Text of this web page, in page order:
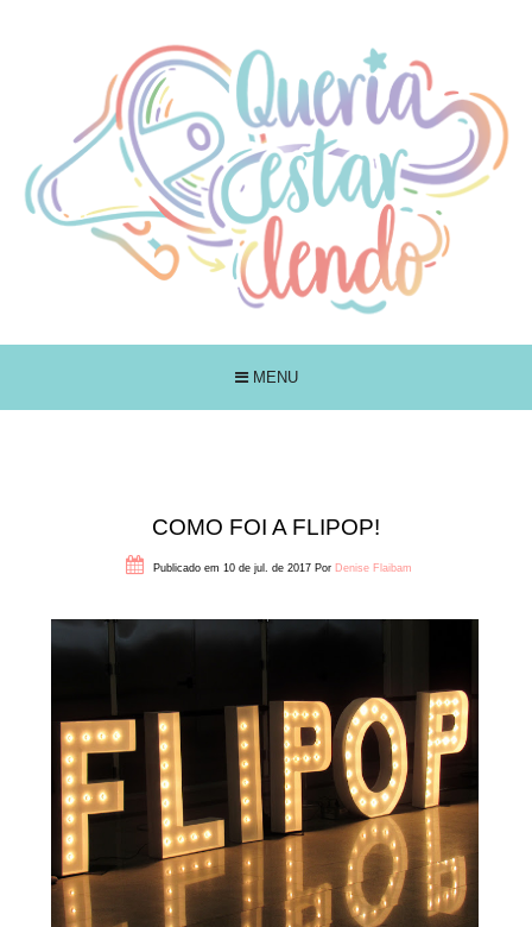
MENU
COMO FOI A FLIPOP!
Publicado em 10 de jul. de 2017 Por Denise Flaibam